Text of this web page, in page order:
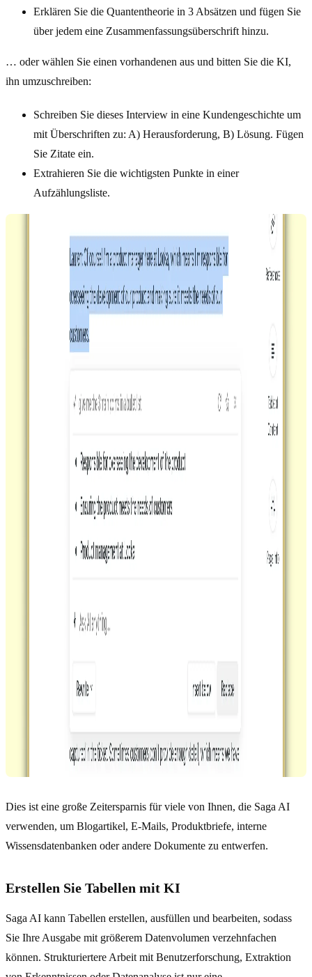
Erklären Sie die Quantentheorie in 3 Absätzen und fügen Sie
über jedem eine Zusammenfassungsüberschrift hinzu.
… oder wählen Sie einen vorhandenen aus und bitten Sie die KI,
ihn umzuschreiben:
Schreiben Sie dieses Interview in eine Kundengeschichte um
mit Überschriften zu: A) Herausforderung, B) Lösung. Fügen
Sie Zitate ein.
Extrahieren Sie die wichtigsten Punkte in einer
Aufzählungsliste.
Dies ist eine große Zeitersparnis für viele von Ihnen, die Saga AI
verwenden, um Blogartikel, E-Mails, Produktbriefe, interne
Wissensdatenbanken oder andere Dokumente zu entwerfen.
Erstellen Sie Tabellen mit KI
Saga AI kann Tabellen erstellen, ausfüllen und bearbeiten, sodass
Sie Ihre Ausgabe mit größerem Datenvolumen verzehnfachen
können. Strukturiertere Arbeit mit Benutzerforschung, Extraktion